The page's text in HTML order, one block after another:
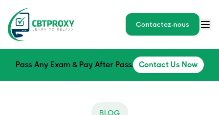
Contactez-nous
Pass Any Exam & Pay After Pass. Contact Us Now
BLOG